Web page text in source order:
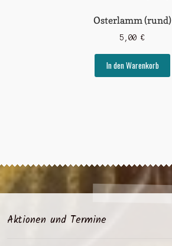
Osterlamm (rund)
5,00 €
In den Warenkorb
Aktionen und Termine